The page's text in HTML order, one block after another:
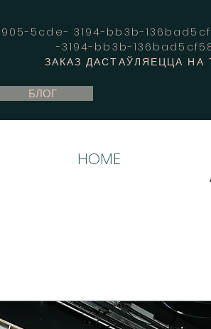
5cde- 3194-bb3b-
-3194-bb3b-
ЗАКАЗ ДАСТАЎЛЯЕЦЦА НА
БЛОГ
HOME